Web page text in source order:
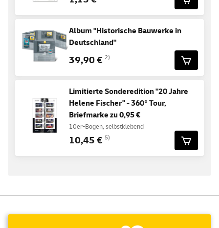
Album "Historische Bauwerke in
Deutschland"
39,90 € 2)
Limitierte Sonderedition "20 Jahre
Helene Fischer" - 360° Tour,
Briefmarke zu 0,95 €
10er-Bogen, selbstklebend
10,45 € 5)